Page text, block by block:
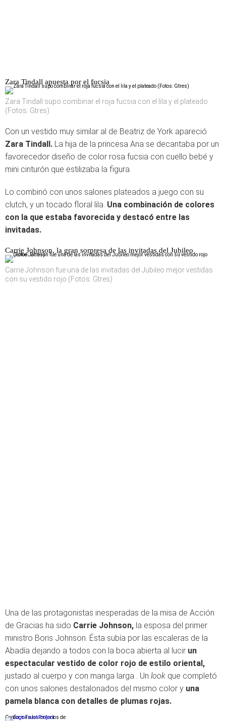
Zara Tindall apuesta por el fucsia
Zara Tindall supo combinar el roja fucsia con el lila y el plateado
(Fotos: Gtres)
Con un vestido muy similar al de Beatriz de York apareció
Zara Tindall. La hija de la princesa Ana se decantaba por un
favorecedor diseño de color rosa fucsia con cuello bebé y
mini cinturón que estilizaba la figura.
Lo combinó con unos salones plateados a juego con su
clutch, y un tocado floral lila. Una combinación de colores
con la que estaba favorecida y destacó entre las
invitadas.
Carrie Johnson, la gran sorpresa de las invitadas del Jubileo
Carrie Johnson fue una de las invitadas del Jubileo mejor vestidas
con su vestido rojo (Fotos: Gtres)
Una de las protagonistas inesperadas de la misa de Acción
de Gracias ha sido Carrie Johnson, la esposa del primer
ministro Boris Johnson. Ésta subía por las escaleras de la
Abadía dejando a todos con la boca abierta al lucir un
espectacular vestido de color rojo de estilo oriental,
justado al cuerpo y con manga larga . Un look que completó
con unos salones destalonados del mismo color y una
pamela blanca con detalles de plumas rojas.
Conforme a los criterios de